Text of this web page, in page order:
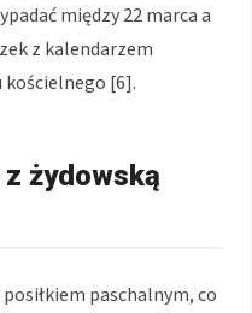
między 22 marca a
z kalendarzem
[6].
z żydowską
paschalnym, co